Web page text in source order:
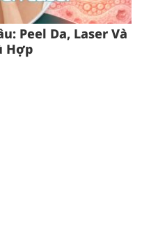
Peel Da, Laser Và
Hợp